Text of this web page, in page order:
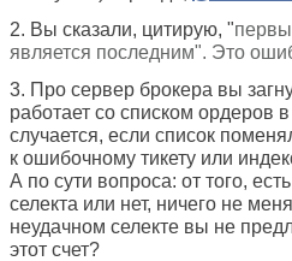
2. Вы сказали, цитирую, "
является последним". Это
3. Про сервер брокера вы
работает со списком ордеров
случается, если список
к ошибочному тикету или
А по сути вопроса: от того,
селекта или нет, ничего не
неудачном селекте вы не
этот счет?